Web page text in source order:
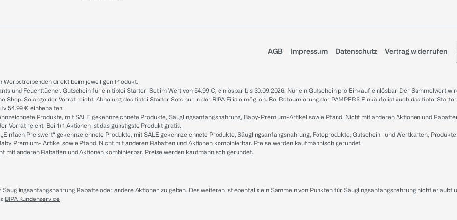
AGB Impressum Datenschutz Vertrag widerrufen
direkt beim jeweiligen Produkt.
und Feuchttücher. Gutschein für ein tiptoi Starter-Set im Wert von 54.99 €, einlösbar bis 30.09.2026. Nur ein Gutschein pro Einkauf einlösbar. Der Sammelwert
Shop. Solange der Vorrat reicht. Abholung des tiptoi Starter Sets nur in der BIPA Filiale möglich. Bei Retournierung der PAMPERS Einkäufe ist auch das tiptoi
54.99 € einbehalten.
Produkte, mit SALE gekennzeichnete Produkte, Säuglingsanfangsnahrung, Baby-Premium-Artikel sowie Pfand. Nicht mit anderen Aktionen und
Vorrat reicht. Bei 1+1 Aktionen ist das günstigste Produkt gratis.
„Einfach Preiswert“ gekennzeichnete Produkte, mit SALE gekennzeichnete Produkte, Säuglingsanfangsnahrung, Fotoprodukte, Gutschein- und Wertkarten,
Premium- Artikel sowie Pfand. Nicht mit anderen Rabatten und Aktionen kombinierbar. Preise werden kaufmännisch gerundet.
mit anderen Rabatten und Aktionen kombinierbar. Preise werden kaufmännisch gerundet.
Rabatte oder andere Aktionen zu geben. Des weiteren ist ebenfalls ein Sammeln von Punkten für Säuglingsanfangsnahrung nicht erlaubt
BIPA Kundenservice.